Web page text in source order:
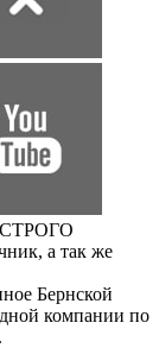
СТРОГО
а так же
Бернской
компании по